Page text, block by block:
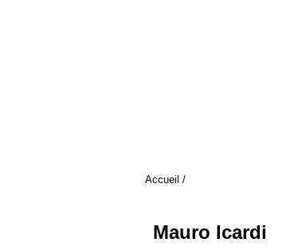
Accueil /
Mauro Icardi